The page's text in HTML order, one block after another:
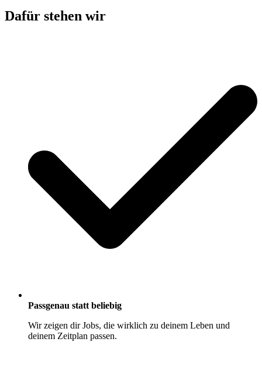
Dafür stehen wir
Passgenau statt beliebig
Wir zeigen dir Jobs, die wirklich zu deinem Leben und
deinem Zeitplan passen.